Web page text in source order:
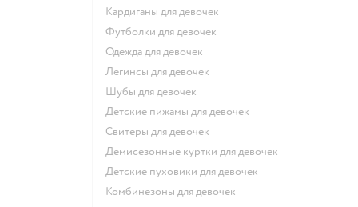
Кардиганы для девочек
Футболки для девочек
Одежда для девочек
Легинсы для девочек
Шубы для девочек
Детские пижамы для девочек
Свитеры для девочек
Демисезонные куртки для девочек
Детские пуховики для девочек
Комбинезоны для девочек